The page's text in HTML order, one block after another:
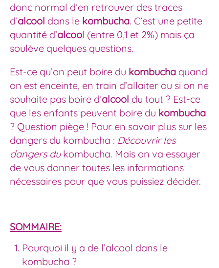
donc normal d’en retrouver des traces
d’alcool dans le kombucha. C’est une petite
quantité d’alcool (entre 0,1 et 2%) mais ça
soulève quelques questions.
Est-ce qu’on peut boire du kombucha quand
on est enceinte, en train d’allaiter ou si on ne
souhaite pas boire d’alcool du tout ? Est-ce
que les enfants peuvent boire du kombucha
? Question piège ! Pour en savoir plus sur les
dangers du kombucha : Découvrir les
dangers dukombucha. Mais on va essayer
de vous donner toutes les informations
nécessaires pour que vous puissiez décider.
SOMMAIRE:
Pourquoi il y a de l’alcool dans le
kombucha ?